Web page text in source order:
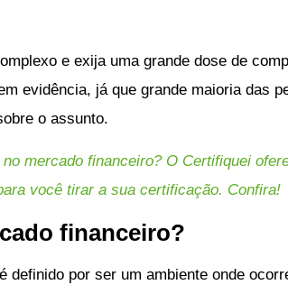
e exija uma grande dose de
evidência, já que grande maioria das
o assunto.
mercado financeiro? O Certifiquei
você tirar a sua certificação. Confira!
financeiro?
definido por ser um ambiente onde